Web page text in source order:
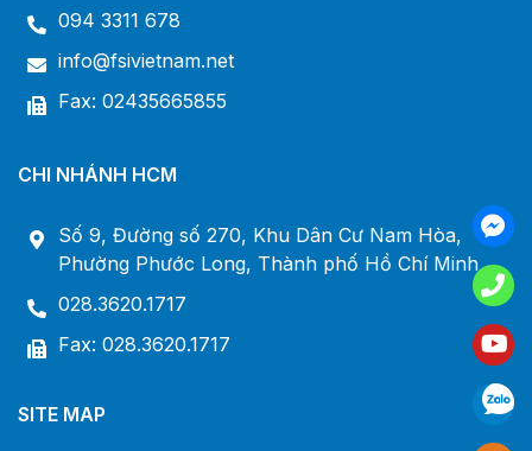
094 3311 678
info@fsivietnam.net
Fax: 02435665855
CHI NHÁNH HCM
Số 9, Đường số 270, Khu Dân Cư Nam Hòa,
Phường Phước Long, Thành phố Hồ Chí Minh
028.3620.1717
Fax: 028.3620.1717
SITE MAP